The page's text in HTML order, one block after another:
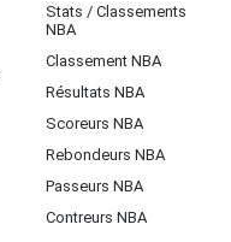
Stats / Classements
NBA
Classement NBA
Résultats NBA
Scoreurs NBA
Rebondeurs NBA
Passeurs NBA
Contreurs NBA